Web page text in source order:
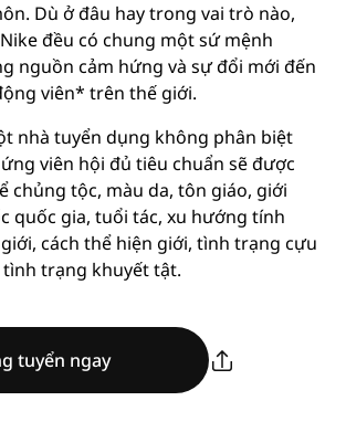
Dù ở đâu hay trong vai trò nào,
đều có chung một sứ mệnh
nguồn cảm hứng và sự đổi mới đến
viên* trên thế giới.
nhà tuyển dụng không phân biệt
viên hội đủ tiêu chuẩn sẽ được
chủng tộc, màu da, tôn giáo, giới
quốc gia, tuổi tác, xu hướng tính
cách thể hiện giới, tình trạng cựu
trạng khuyết tật.
tuyển ngay